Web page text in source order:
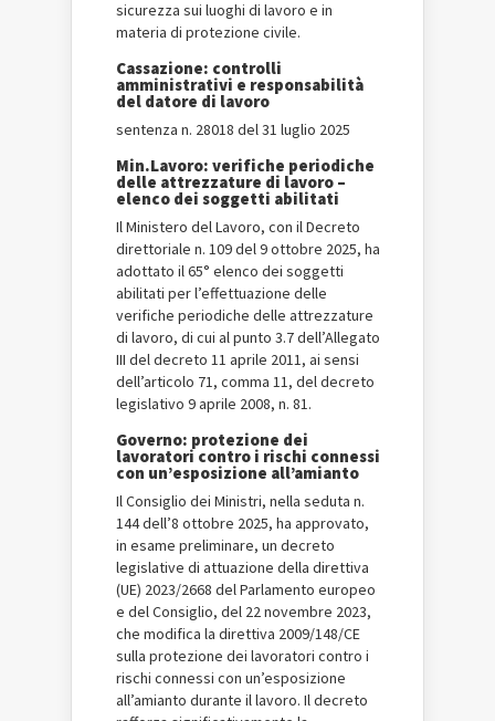
sicurezza sui luoghi di lavoro e in
materia di protezione civile.
Cassazione: controlli
amministrativi e responsabilità
del datore di lavoro
sentenza n. 28018 del 31 luglio 2025
Min.Lavoro: verifiche periodiche
delle attrezzature di lavoro –
elenco dei soggetti abilitati
Il Ministero del Lavoro, con il Decreto
direttoriale n. 109 del 9 ottobre 2025, ha
adottato il 65° elenco dei soggetti
abilitati per l’effettuazione delle
verifiche periodiche delle attrezzature
di lavoro, di cui al punto 3.7 dell’Allegato
III del decreto 11 aprile 2011, ai sensi
dell’articolo 71, comma 11, del decreto
legislativo 9 aprile 2008, n. 81.
Governo: protezione dei
lavoratori contro i rischi connessi
con un’esposizione all’amianto
Il Consiglio dei Ministri, nella seduta n.
144 dell’8 ottobre 2025, ha approvato,
in esame preliminare, un decreto
legislative di attuazione della direttiva
(UE) 2023/2668 del Parlamento europeo
e del Consiglio, del 22 novembre 2023,
che modifica la direttiva 2009/148/CE
sulla protezione dei lavoratori contro i
rischi connessi con un’esposizione
all’amianto durante il lavoro. Il decreto